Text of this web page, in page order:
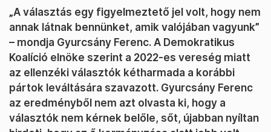
„A választás egy figyelmeztető jel volt, hogy nem
annak látnak bennünket, amik valójában vagyunk”
– mondja Gyurcsány Ferenc. A Demokratikus
Koalíció elnöke szerint a 2022-es vereség miatt
az ellenzéki választók kétharmada a korábbi
pártok leváltására szavazott. Gyurcsány Ferenc
az eredményből nem azt olvasta ki, hogy a
választók nem kérnek belőle, sőt, újabban nyíltan